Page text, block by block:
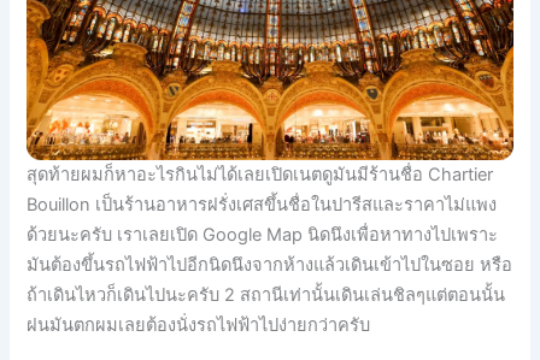
สุดท้ายผมก็หาอะไรกินไม่ได้เลยเปิดเนตดูมันมีร้านชื่อ Chartier
Bouillon เป็นร้านอาหารฝรั่งเศสขึ้นชื่อในปารีสและราคาไม่แพง
ด้วยนะครับ เราเลยเปิด Google Map นิดนึงเพื่อหาทางไปเพราะ
มันต้องขึ้นรถไฟฟ้าไปอีกนิดนึงจากห้างแล้วเดินเข้าไปในซอย หรือ
ถ้าเดินไหวก็เดินไปนะครับ 2 สถานีเท่านั้นเดินเล่นชิลๆแต่ตอนนั้น
ฝนมันตกผมเลยต้องนั่งรถไฟฟ้าไปง่ายกว่าครับ